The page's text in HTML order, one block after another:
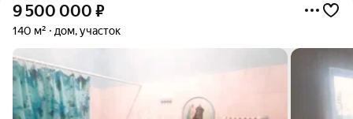
9 500 000 ₽
140 м² дом, участок